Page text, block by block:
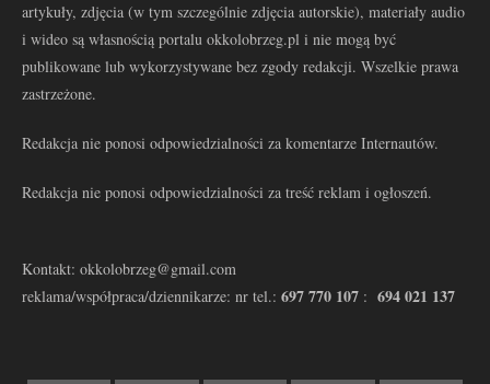
artykuły, zdjęcia (w tym szczególnie zdjęcia autorskie), materiały audio
i wideo są własnością portalu okkolobrzeg.pl i nie mogą być
publikowane lub wykorzystywane bez zgody redakcji. Wszelkie prawa
zastrzeżone.
Redakcja nie ponosi odpowiedzialności za komentarze Internautów.
Redakcja nie ponosi odpowiedzialności za treść reklam i ogłoszeń.
Kontakt: okkolobrzeg@gmail.com
reklama/współpraca/dziennikarze: nr tel.: 697 770 107 : 694 021 137